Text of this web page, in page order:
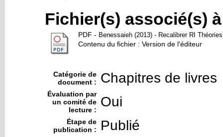
Fichier(s) associé(s)
PDF - Benessaieh (2013) - Recalibrer RI
Contenu du fichier : Version de l'éditeur
Catégorie de
document :
Chapitres de livres
Évaluation par
un comité de
lecture :
Oui
Étape de
publication :
Publié